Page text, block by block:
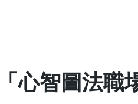
心智圖法職